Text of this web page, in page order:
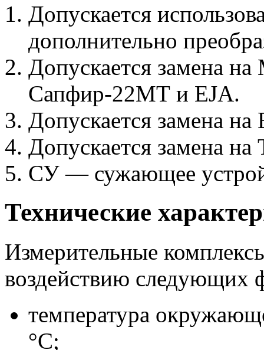
Допускается
дополнительно
Допускается замена
Сапфир-22МТ и EJA.
Допускается замена на
Допускается замена
СУ — сужающее
Технические
Измерительные
воздействию следующих
температура
°С;